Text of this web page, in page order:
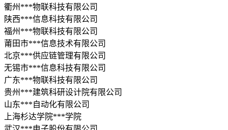
衢州***物联科技有限公司
陕西***信息科技有限公司
福州***物联科技有限公司
莆田市***信息技术有限公司
北京***供应链管理有限公司
无锡市***信息科技有限公司
广东***物联科技有限公司
贵州***建筑科研设计院有限公司
山东***自动化有限公司
上海杉达学院***学院